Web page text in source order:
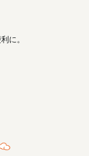
に。